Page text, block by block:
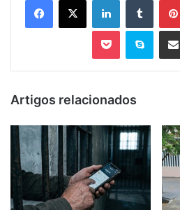
Pocket Skype
Artigos relacionados